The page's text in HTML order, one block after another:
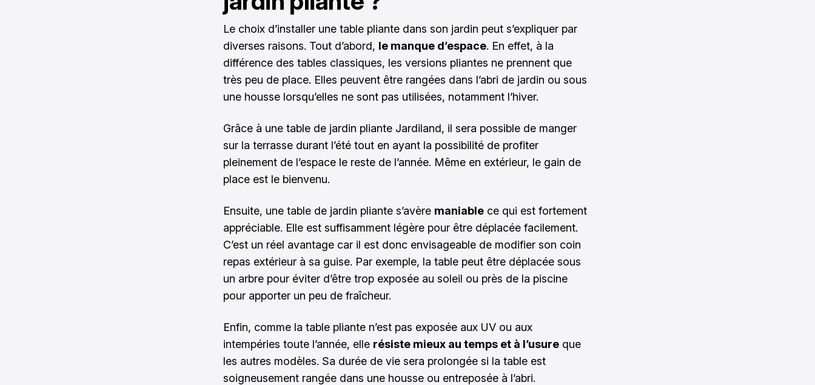
Le choix d’installer une table pliante dans son jardin peut s’expliquer par
diverses raisons. Tout d’abord, le manque d’espace. En effet, à la
différence des tables classiques, les versions pliantes ne prennent que
très peu de place. Elles peuvent être rangées dans l’abri de jardin ou sous
une housse lorsqu’elles ne sont pas utilisées, notamment l’hiver.
Grâce à une table de jardin pliante Jardiland, il sera possible de manger
sur la terrasse durant l’été tout en ayant la possibilité de profiter
pleinement de l’espace le reste de l’année. Même en extérieur, le gain de
place est le bienvenu.
Ensuite, une table de jardin pliante s’avère maniable ce qui est fortement
appréciable. Elle est suffisamment légère pour être déplacée facilement.
C’est un réel avantage car il est donc envisageable de modifier son coin
repas extérieur à sa guise. Par exemple, la table peut être déplacée sous
un arbre pour éviter d’être trop exposée au soleil ou près de la piscine
pour apporter un peu de fraîcheur.
Enfin, comme la table pliante n’est pas exposée aux UV ou aux
intempéries toute l’année, elle résiste mieux au temps et à l’usure que
les autres modèles. Sa durée de vie sera prolongée si la table est
soigneusement rangée dans une housse ou entreposée à l’abri.